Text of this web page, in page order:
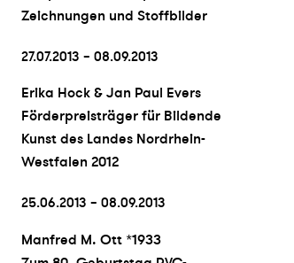
Zeichnungen und Stoffbilder
27.07.2013 – 08.09.2013
Erika Hock & Jan Paul Evers
Förderpreisträger für Bildende
Kunst des Landes Nordrhein-
Westfalen 2012
25.06.2013 – 08.09.2013
Manfred M. Ott *1933